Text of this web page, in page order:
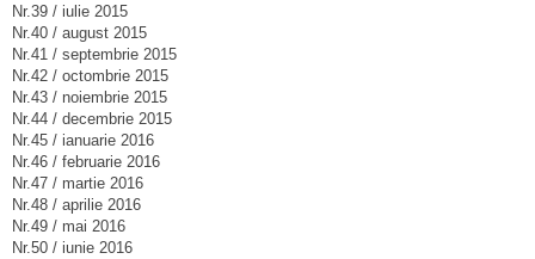
Nr.39 / iulie 2015
Nr.40 / august 2015
Nr.41 / septembrie 2015
Nr.42 / octombrie 2015
Nr.43 / noiembrie 2015
Nr.44 / decembrie 2015
Nr.45 / ianuarie 2016
Nr.46 / februarie 2016
Nr.47 / martie 2016
Nr.48 / aprilie 2016
Nr.49 / mai 2016
Nr.50 / iunie 2016